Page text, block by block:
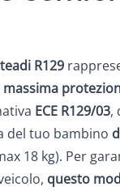
R129
massima
ECE R129/03,
del tuo bambino
18 kg). Per
questo